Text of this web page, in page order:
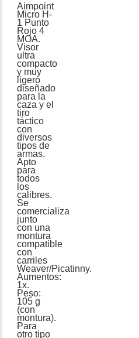
Aimpoint
Micro H-
1 Punto
Rojo 4
MOA.
Visor
ultra
compacto
y muy
ligero
diseñado
para la
caza y el
tiro
táctico
con
diversos
tipos de
armas.
Apto
para
todos
los
calibres.
Se
comercializa
junto
con una
montura
compatible
con
carriles
Weaver/Picatinny.
Aumentos:
1x.
Peso:
105 g
(con
montura).
Para
otro tipo